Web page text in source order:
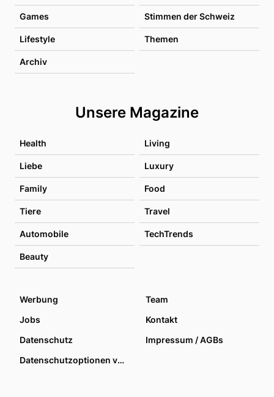
Games Stimmen der Schweiz
Lifestyle Themen
Archiv
Unsere Magazine
Health Living
Liebe Luxury
Family Food
Tiere Travel
Automobile TechTrends
Beauty
Werbung
Team
Jobs
Kontakt
Datenschutz
Impressum / AGBs
Datenschutzoptionen verwalten